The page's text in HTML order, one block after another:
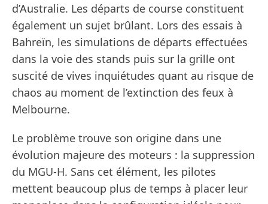
d’Australie. Les départs de course constituent
également un sujet brûlant. Lors des essais à
Bahreïn, les simulations de départs effectuées
dans la voie des stands puis sur la grille ont
suscité de vives inquiétudes quant au risque de
chaos au moment de l’extinction des feux à
Melbourne.
Le problème trouve son origine dans une
évolution majeure des moteurs : la suppression
du MGU-H. Sans cet élément, les pilotes
mettent beaucoup plus de temps à placer leur